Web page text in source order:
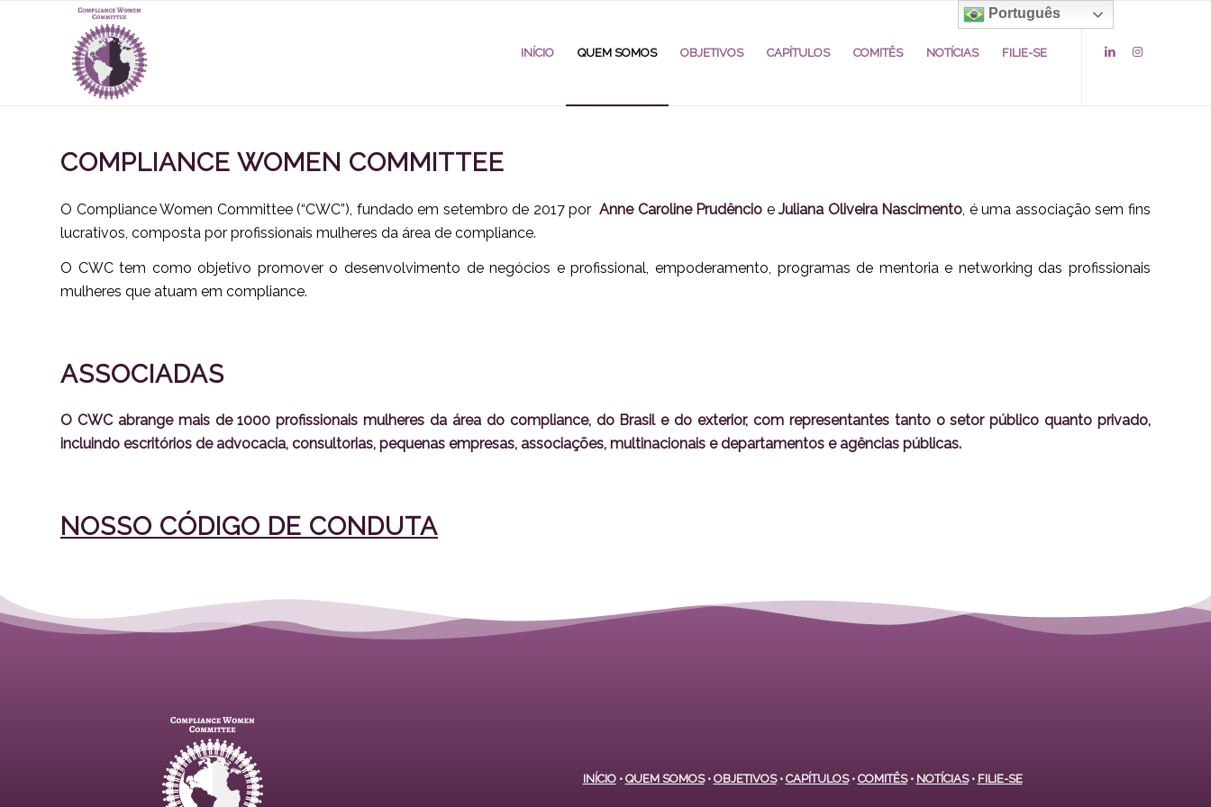
INÍCIO QUEM SOMOS OBJETIVOS CAPÍTULOS COMITÊS NOTÍCIAS FILIE-SE
COMPLIANCE WOMEN COMMITTEE
O Compliance Women Committee (“CWC”), fundado em setembro de 2017 porAnne Caroline Prudêncio eJuliana Oliveira Nascimento , é uma associação sem fins
lucrativos, composta por profissionais mulheres da área de compliance.
O CWC tem como objetivo promover o desenvolvimento de negócios e profissional, empoderamento, programas de mentoria e networking das profissionais
mulheres que atuam em compliance.
ASSOCIADAS
O CWC abrange mais de 1000 profissionais mulheres da área do compliance, do Brasil e do exterior, com representantes tanto o setor público quanto privado,
incluindo escritórios de advocacia, consultorias, pequenas empresas, associações, multinacionais e departamentos e agências públicas.
NOSSO CÓDIGO DE CONDUTA
INÍCIO• QUEM SOMOS• OBJETIVOS• CAPÍTULOS• COMITÊS• NOTÍCIAS• FILIE-SE
Português